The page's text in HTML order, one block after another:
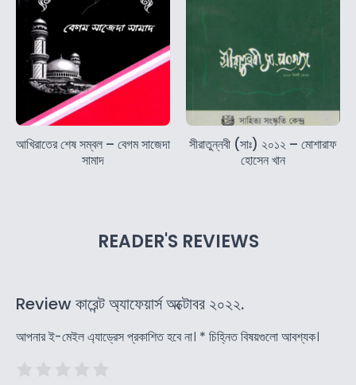
আখিরাতের শেষ সম্বল – বেগম সাজেদা
সামাদ
সীরাতুন্নবী (সাঃ) ২০১২ – মোশারাফ
হোসেন খান
READER'S REVIEWS
Review কারেন্ট অ্যাফেয়ার্স অক্টোবর ২০২২.
আপনার ই-মেইল এ্যাড্রেস প্রকাশিত হবে না। * চিহ্নিত বিষয়গুলো আবশ্যক।